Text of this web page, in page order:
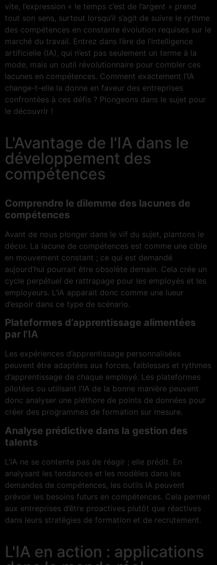
vite, l’expression « le temps c’est de l’argent » prend
tout son sens, surtout lorsqu’il s’agit de suivre le rythme
des compétences en constante évolution requises sur le
marché du travail. Entrez dans l’ère de l’intelligence
artificielle (IA), qui n’est pas seulement un terme à la
mode, mais un outil révolutionnaire pour combler ces
lacunes en compétences. Comment exactement l’IA
change-t-elle la donne en faveur des entreprises
confrontées à ces défis ? Plongeons dans le sujet pour
le découvrir !
L'Avantage de l'IA dans le
développement des
compétences
Comprendre le dilemme des lacunes de
compétences
Avant de nous plonger dans le vif du sujet, plantons le
décor. La lacune de compétences est comme une cible
en mouvement constant ; ce qui est demandé
aujourd’hui pourrait être obsolète demain. Cela crée un
cycle perpétuel de rattrapage pour les employés et les
employeurs. L’IA apparait donc comme une lueur
d’espoir dans ce type de scénario.
Plateformes d’apprentissage alimentées
par l’IA
Les expériences d’apprentissage personnalisées
peuvent être adaptées aux forces, faiblesses et rythmes
d’apprentissage de chaque employé. Les plateformes
pilotées ou utilisant l’IA de la bonne manière peuvent
donc analyser une pléthore de points de données pour
créer des programmes de formation sur mesure.
Analyse prédictive dans la gestion des
talents
L’IA ne se contente pas de réagir ; elle prédit. En
analysant les tendances et les modèles dans les
demandes de compétences, les outils IA peuvent
prévoir les besoins futurs en compétences. Cela permet
aux entreprises d’être proactives plutôt que réactives
dans leurs stratégies de formation et de recrutement.
L'IA en action : applications